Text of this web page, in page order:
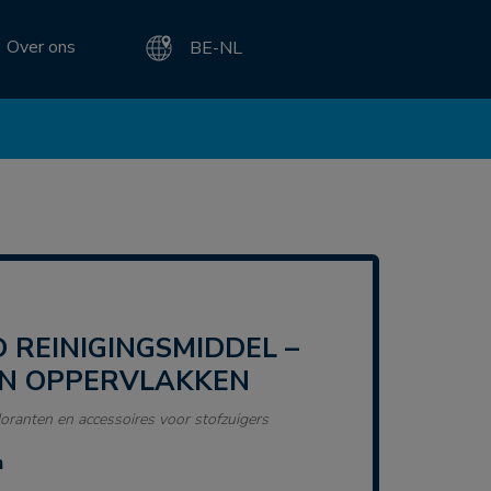
Over ons BE-NL
OPPERVLAKKEN
en accessoires voor stofzuigers